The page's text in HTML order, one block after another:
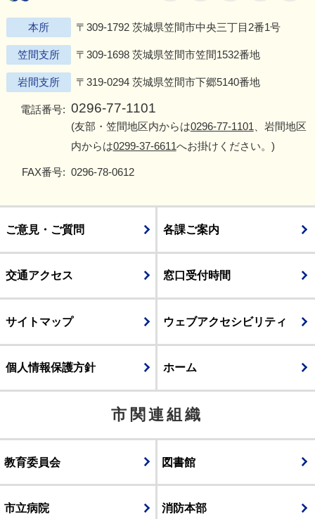
本所 〒309-1792 茨城県笠間市中央三丁目2番1号
笠間支所 〒309-1698 茨城県笠間市笠間1532番地
岩間支所 〒319-0294 茨城県笠間市下郷5140番地
電話番号: 0296-77-1101
(友部・笠間地区内からは0296-77-1101 、岩間地区
内からは0299-37-6611へお掛けください。)
FAX番号: 0296-78-0612
ご意見・ご質問 各課ご案内
交通アクセス 窓口受付時間
サイトマップ ウェブアクセシビリティ
個人情報保護方針 ホーム
市関連組織
教育委員会 図書館
市立病院 消防本部